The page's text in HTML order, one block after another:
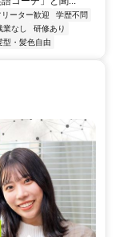
リーター歓迎
学歴不問
業なし
研修あり
型・髪色自由